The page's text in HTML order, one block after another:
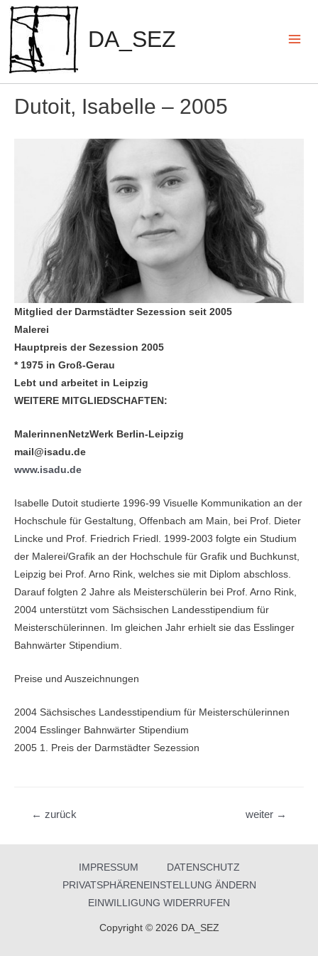
Zum
Inhalt
springen
DA_SEZ
Dutoit, Isabelle – 2005
Mitglied der Darmstädter Sezession seit 2005
Malerei
Hauptpreis der Sezession 2005
* 1975 in Groß-Gerau
Lebt und arbeitet in Leipzig
WEITERE MITGLIEDSCHAFTEN:
MalerinnenNetzWerk Berlin-Leipzig
mail@isadu.de
www.isadu.de
Isabelle Dutoit studierte 1996-99 Visuelle Kommunikation an der
Hochschule für Gestaltung, Offenbach am Main, bei Prof. Dieter
Lincke und Prof. Friedrich Friedl. 1999-2003 folgte ein Studium
der Malerei/Grafik an der Hochschule für Grafik und Buchkunst,
Leipzig bei Prof. Arno Rink, welches sie mit Diplom abschloss.
Darauf folgten 2 Jahre als Meisterschülerin bei Prof. Arno Rink,
2004 unterstützt vom Sächsischen Landesstipendium für
Meisterschülerinnen. Im gleichen Jahr erhielt sie das Esslinger
Bahnwärter Stipendium.
Preise und Auszeichnungen
2004 Sächsisches Landesstipendium für Meisterschülerinnen
2004 Esslinger Bahnwärter Stipendium
2005 1. Preis der Darmstädter Sezession
Beitragsnavigation
← zurück weiter →
IMPRESSUM
DATENSCHUTZ
PRIVATSPHÄRENEINSTELLUNG ÄNDERN
EINWILLIGUNG WIDERRUFEN
Copyright © 2026 DA_SEZ